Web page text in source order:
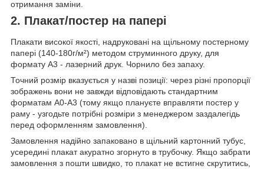
отримання заміни.
2. Плакат/постер на папері
Плакати високої якості, надруковані на щільному постерному
папері (140-180г/м²) методом струминного друку, для
формату А3 - лазерний друк. Чорнило без запаху.
Точний розмір вказується у назві позиції: через різні пропорції
зображень вони не завжди відповідають стандартним
форматам А0-А3 (тому якщо плануєте вправляти постер у
раму - узгодьте потрібні розміри з менеджером заздалегідь
перед оформленням замовлення).
Замовлення надійно запаковано в щільний картонний тубус,
усередині плакат акуратно згорнуто в трубочку. Якщо забрати
замовлення з пошти швидко, то плакат не встигне скрутитись,